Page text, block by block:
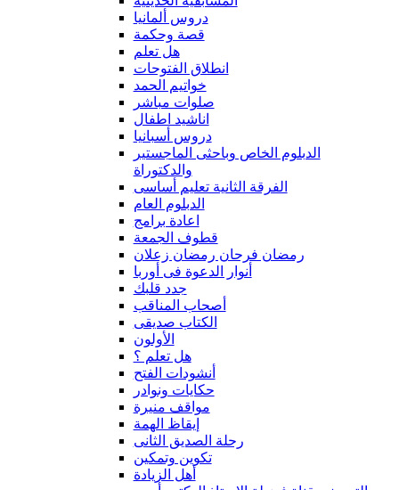
دروس ألمانيا
قصة وحكمة
هل تعلم
انطلاق الفتوحات
خواتيم الحمد
صلوات مباشر
اناشيد اطفال
دروس أسبانيا
الدبلوم الخاص وباحثى الماجستير
والدكتوراة
الفرقة الثانية تعليم أساسى
الدبلوم العام
اعادة برامج
قطوف الجمعة
رمضان فرحان رمضان زعلان
أنوار الدعوة فى أوربا
جدد قلبك
أصحاب المناقب
الكتاب صديقى
الأولون
هل تعلم ؟
أنشودات الفتح
حكايات ونوادر
مواقف منيرة
إيقاظ الهمة
رحلة الصديق الثانى
تكوين وتمكين
أهل الزيادة